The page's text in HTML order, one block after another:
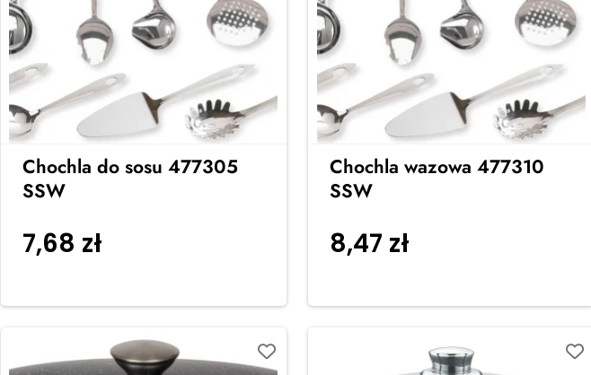
Chochla do sosu 477305
SSW
7,68 zł
Chochla wazowa 477310
SSW
8,47 zł